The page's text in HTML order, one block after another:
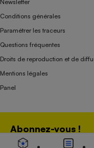
Abonnez-vous !
Bénéficiez d'une
Newsletter
Conditions générales
Paramétrer les traceurs
Questions fréquentes
Droits de reproduction et de
Mentions légales
Panel
Association indépendante de
distributeurs depuis 1951.